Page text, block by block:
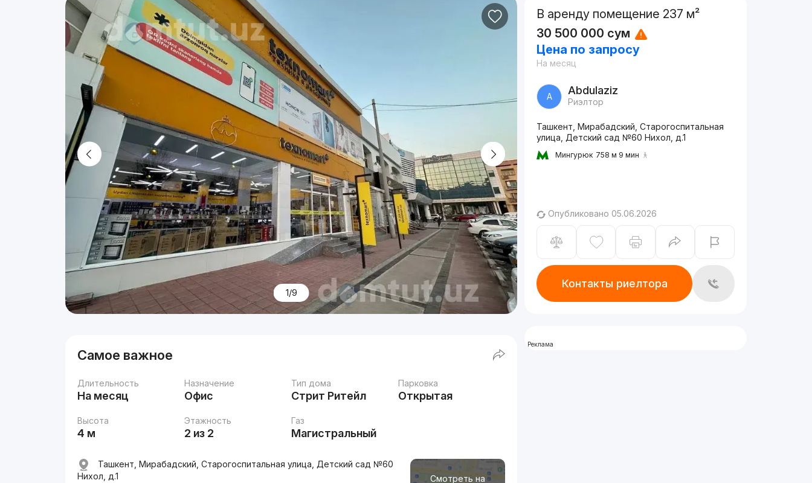
1/9
Самое важное
Длительность
На месяц
Назначение
Офис
Тип дома
Стрит Ритейл
Парковка
Открытая
Высота
4 м
Этажность
2 из 2
Газ
Магистральный
Смотреть на
Ташкент, Мирабадский, Старогоспитальная улица, Детский сад №60
Нихол, д.1
В аренду помещение 237 м²
30 500 000 сум
Цена по запросу
На месяц
A Abdulaziz
Риэлтор
Ташкент, Мирабадский, Старогоспитальная
улица, Детский сад №60 Нихол, д.1
Мингурюк 758 м 9 мин
Опубликовано 05.06.2026
Контакты риелтора
Реклама